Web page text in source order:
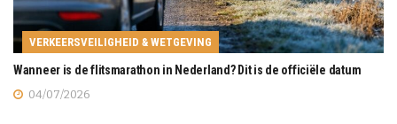
VERKEERSVEILIGHEID & WETGEVING
Wanneer is de flitsmarathon in Nederland? Dit is de officiële datum
04/07/2026